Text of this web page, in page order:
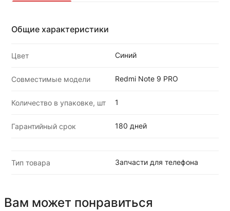
Общие характеристики
Цвет Синий
Совместимые модели Redmi Note 9 PRO
Количество в упаковке, шт 1
Гарантийный срок 180 дней
Тип товара Запчасти для телефона
Вам может понравиться